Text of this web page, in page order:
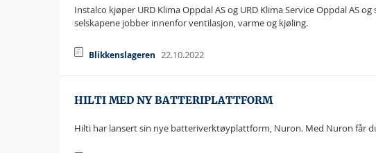
Instalco kjøper URD Klima Oppdal AS og URD Klima Service Oppdal AS
selskapene jobber innenfor ventilasjon, varme og kjøling.
Blikkenslageren 22.10.2022
HILTI MED NY BATTERIPLATTFORM
Hilti har lansert sin nye batteriverktøyplattform, Nuron. Med Nuron får